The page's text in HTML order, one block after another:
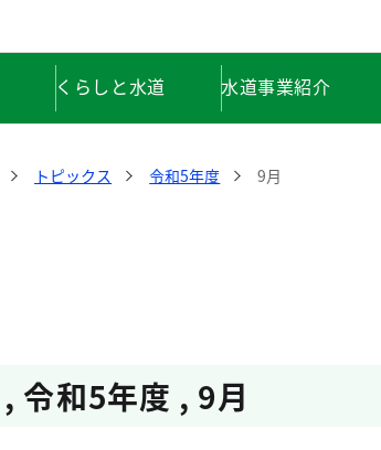
くらしと水道 水道事業紹介
トピックス 令和5年度 9月
, 令和5年度 , 9月